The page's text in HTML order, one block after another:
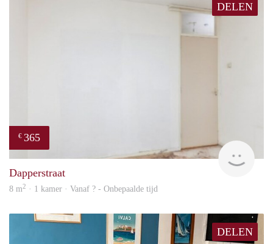
DELEN
€ 365
Dapperstraat
8 m2 · 1 kamer · Vanaf ? - Onbepaalde tijd
DELEN